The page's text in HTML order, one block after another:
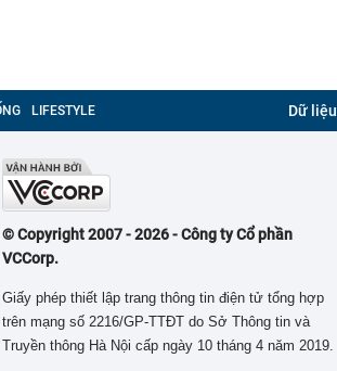
LIFESTYLE Dữ liệu
© Copyright 2007 - 2026 - Công ty Cổ phần
VCCorp.
Giấy phép thiết lập trang thông tin điện tử tổng hợp
trên mạng số 2216/GP-TTĐT do Sở Thông tin và
Truyền thông Hà Nội cấp ngày 10 tháng 4 năm 2019.